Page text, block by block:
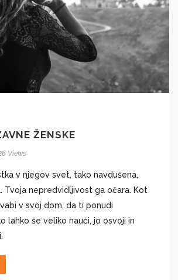
ŽENSKE
Views
v njegov svet, tako navdušena,
Tvoja nepredvidljivost ga očara. Kot
v svoj dom, da ti ponudi
lahko še veliko nauči, jo osvoji in